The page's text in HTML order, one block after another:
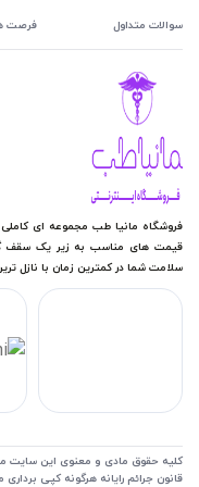
سوالات متداول فرصت
فروشگاه مانیا طب مجموعه ای کاملی
قیمت های مناسب به زیر یک سقف
سلامت شما در کمترین زمان با نازل
قانون جرائم رایانه هرگونه کپی